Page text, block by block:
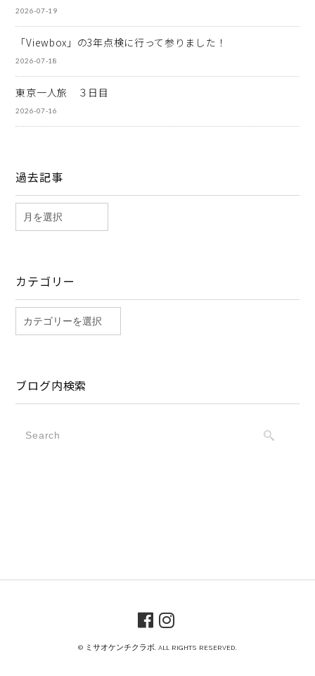
2026-07-19
「Viewbox」の3年点検に行って参りました！
2026-07-18
東京一人旅 ３日目
2026-07-16
過去記事
カテゴリー
ブログ内検索
© ミサオケンチクラボ. ALL RIGHTS RESERVED.